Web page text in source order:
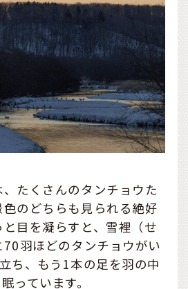
たくさんのタンチョウた
のどちらも見られる絶好
目を凝らすと、雪裡（せ
羽ほどのタンチョウがい
ち、もう1本の足を羽の中
っています。